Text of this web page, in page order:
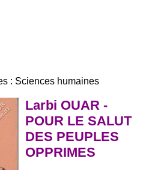
: Sciences humaines
Larbi OUAR -
POUR LE SALUT
DES PEUPLES
OPPRIMES